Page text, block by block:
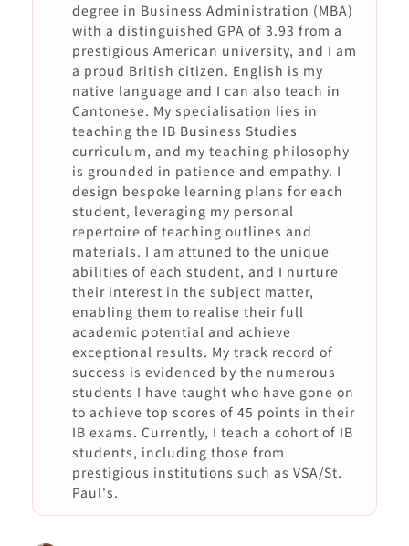
degree in Business Administration (MBA)
with a distinguished GPA of 3.93 from a
prestigious American university, and I am
a proud British citizen. English is my
native language and I can also teach in
Cantonese. My specialisation lies in
teaching the IB Business Studies
curriculum, and my teaching philosophy
is grounded in patience and empathy. I
design bespoke learning plans for each
student, leveraging my personal
repertoire of teaching outlines and
materials. I am attuned to the unique
abilities of each student, and I nurture
their interest in the subject matter,
enabling them to realise their full
academic potential and achieve
exceptional results. My track record of
success is evidenced by the numerous
students I have taught who have gone on
to achieve top scores of 45 points in their
IB exams. Currently, I teach a cohort of IB
students, including those from
prestigious institutions such as VSA/St.
Paul's.